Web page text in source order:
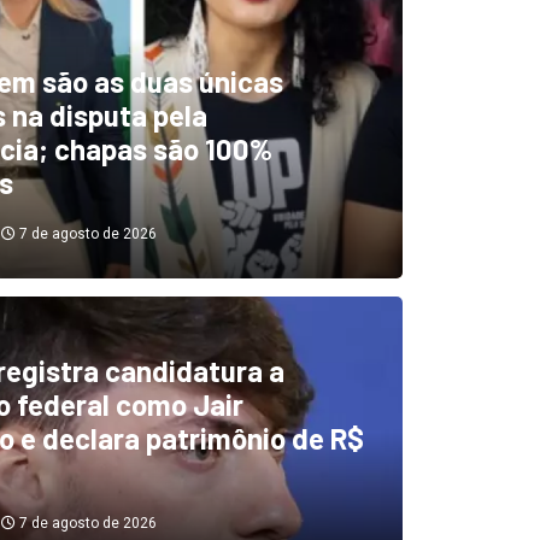
desvios de
emendas Pix
7 de agosto de 2026
são as duas únicas
na disputa pela
chapas são 100%
7 de agosto de 2026
candidatura a
federal como Jair
e declara patrimônio de R$
7 de agosto de 2026